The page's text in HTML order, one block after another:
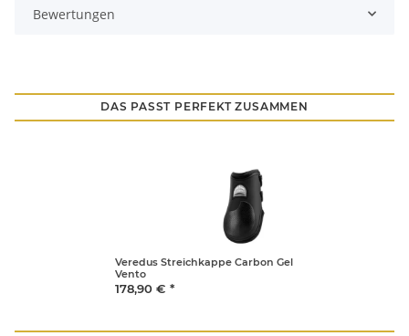
Bewertungen
DAS PASST PERFEKT ZUSAMMEN
Veredus Streichkappe Carbon Gel
Vento
178,90 € *